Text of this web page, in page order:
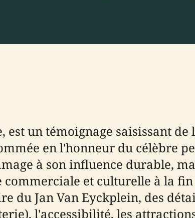
un témoignage saisissant de
en l'honneur du célèbre
à son influence durable,
commerciale et culturelle à la
du Jan Van Eyckplein, des
l'accessibilité, les